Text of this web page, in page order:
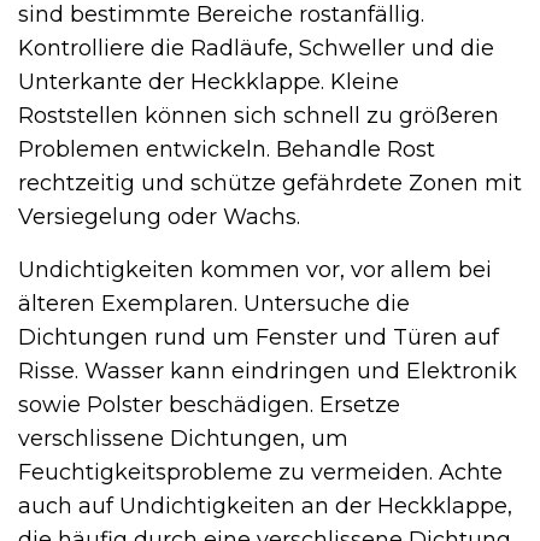
sind bestimmte Bereiche rostanfällig.
Kontrolliere die Radläufe, Schweller und die
Unterkante der Heckklappe. Kleine
Roststellen können sich schnell zu größeren
Problemen entwickeln. Behandle Rost
rechtzeitig und schütze gefährdete Zonen mit
Versiegelung oder Wachs.
Undichtigkeiten kommen vor, vor allem bei
älteren Exemplaren. Untersuche die
Dichtungen rund um Fenster und Türen auf
Risse. Wasser kann eindringen und Elektronik
sowie Polster beschädigen. Ersetze
verschlissene Dichtungen, um
Feuchtigkeitsprobleme zu vermeiden. Achte
auch auf Undichtigkeiten an der Heckklappe,